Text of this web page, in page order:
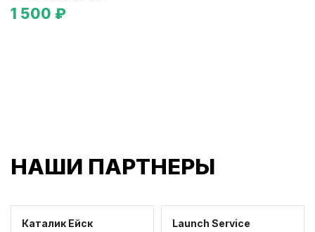
1 500 ₽
НАШИ ПАРТНЕРЫ
Каталик Ейск Launch Service